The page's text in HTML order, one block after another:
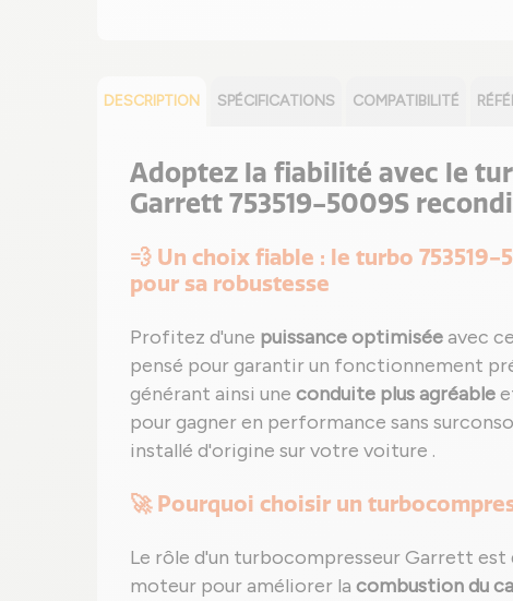
DESCRIPTION SPÉCIFICATIONS COMPATIBILITÉ
Adoptez la fiabilité avec le
Garrett 753519-5009S
💨 Un choix fiable : le turbo
pour sa robustesse
Profitez d'une puissance optimiséeavec
pensé pour garantir un fonctionnement
générant ainsi une conduite plus agréable
pour gagner en performance sans
installé d'origine sur votre voiture .
🚀 Pourquoi choisir un
Le rôle d'un turbocompresseur Garrett est
moteur pour améliorer la combustion du